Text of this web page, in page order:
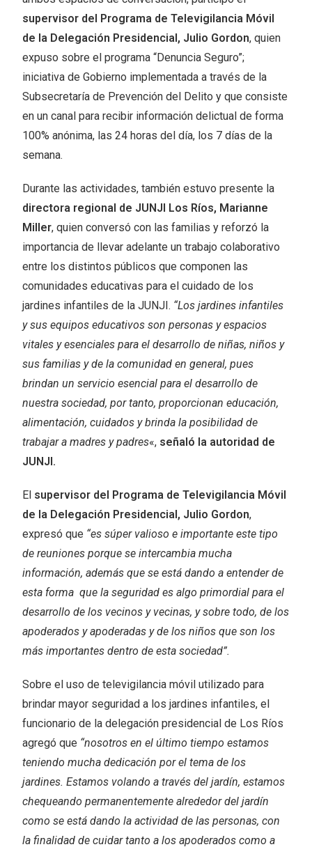
supervisor del Programa de Televigilancia Móvil
de la Delegación Presidencial, Julio Gordon, quien
expuso sobre el programa “Denuncia Seguro”;
iniciativa de Gobierno implementada a través de la
Subsecretaría de Prevención del Delito y que consiste
en un canal para recibir información delictual de forma
100% anónima, las 24 horas del día, los 7 días de la
semana.
Durante las actividades, también estuvo presente la
directora regional de JUNJI Los Ríos, Marianne
Miller, quien conversó con las familias y reforzó la
importancia de llevar adelante un trabajo colaborativo
entre los distintos públicos que componen las
comunidades educativas para el cuidado de los
jardines infantiles de la JUNJI. “Los jardines infantiles
y sus equipos educativos son personas y espacios
vitales y esenciales para el desarrollo de niñas, niños y
sus familias y de la comunidad en general, pues
brindan un servicio esencial para el desarrollo de
nuestra sociedad, por tanto, proporcionan educación,
alimentación, cuidados y brinda la posibilidad de
trabajar a madres y padres«, señaló la autoridad de
JUNJI.
El supervisor del Programa de Televigilancia Móvil
de la Delegación Presidencial, Julio Gordon,
expresó que “es súper valioso e importante este tipo
de reuniones porque se intercambia mucha
información, además que se está dando a entender de
esta forma que la seguridad es algo primordial para el
desarrollo de los vecinos y vecinas, y sobre todo, de los
apoderados y apoderadas y de los niños que son los
más importantes dentro de esta sociedad”.
Sobre el uso de televigilancia móvil utilizado para
brindar mayor seguridad a los jardines infantiles, el
funcionario de la delegación presidencial de Los Ríos
agregó que “nosotros en el último tiempo estamos
teniendo mucha dedicación por el tema de los
jardines. Estamos volando a través del jardín, estamos
chequeando permanentemente alrededor del jardín
como se está dando la actividad de las personas, con
la finalidad de cuidar tanto a los apoderados como a